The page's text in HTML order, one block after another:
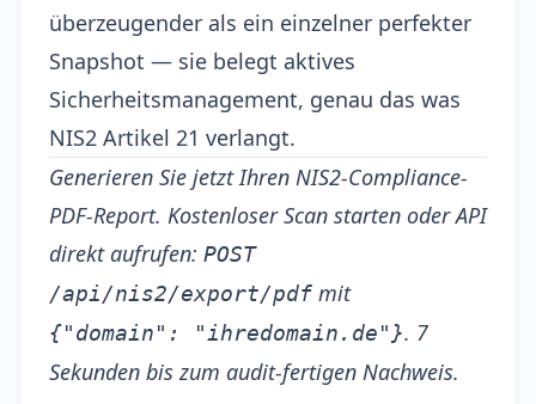
überzeugender als ein einzelner perfekter
Snapshot — sie belegt aktives
Sicherheitsmanagement, genau das was
NIS2 Artikel 21 verlangt.
Generieren Sie jetzt Ihren NIS2-Compliance-
PDF-Report. Kostenloser Scan starten oder API
direkt aufrufen: POST
/api/nis2/export/pdf mit
{"domain": "ihredomain.de"}. 7
Sekunden bis zum audit-fertigen Nachweis.